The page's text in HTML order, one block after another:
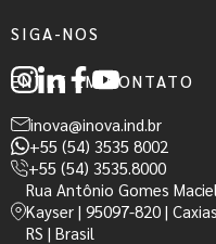
ENTRE EM CONTATO
inova@inova.ind.br
+55 (54) 3535 8002
+55 (54) 3535.8000
Rua Antônio Gomes
Kayser | 95097-820 |
RS | Brasil
SIGA-NOS